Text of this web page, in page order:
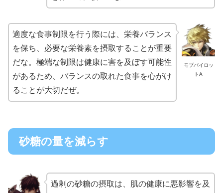
モブパイロッ
トA
適度な食事制限を行う際には、栄養バランス
を保ち、必要な栄養素を摂取することが重要
だな。極端な制限は健康に害を及ぼす可能性
があるため、バランスの取れた食事を心がけ
ることが大切だぜ。
砂糖の量を減らす
過剰の砂糖の摂取は、肌の健康に悪影響を及